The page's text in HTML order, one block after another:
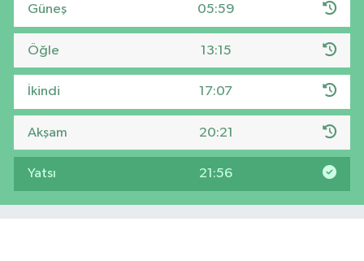
Güneş 05:59
Öğle 13:15
İkindi 17:07
Akşam 20:21
Yatsı 21:56